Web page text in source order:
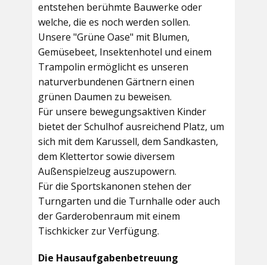
entstehen berühmte Bauwerke oder
welche, die es noch werden sollen.
Unsere "Grüne Oase" mit Blumen,
Gemüsebeet, Insektenhotel und einem
Trampolin ermöglicht es unseren
naturverbundenen Gärtnern einen
grünen Daumen zu beweisen.
Für unsere bewegungsaktiven Kinder
bietet derSchulhofausreichend Platz, um
sich mit dem Karussell, dem Sandkasten,
dem Klettertor sowie diversem
Außenspielzeug auszupowern.
Für die Sportskanonen stehen der
Turngarten und die Turnhalle oder auch
derGarderobenraum mit einem
Tischkicker zur Verfügung.
Die Hausaufgabenbetreuung